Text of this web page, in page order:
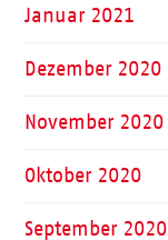
Januar 2021
Dezember 2020
November 2020
Oktober 2020
September 2020